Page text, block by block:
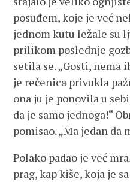
posuđem, koje je već
jednom kutu ležale su
prilikom poslednje
setila se. „Gosti, nema
je rečenica privukla
ona ju je ponovila u
da je samo jednoga!“
pomisao. „Ma jedan da
Polako padao je već
prag, kap kiše, koja je